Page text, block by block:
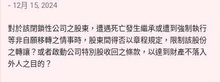
- 12月 15, 2024
對於該閉鎖性公司之股東，遭遇死亡發生繼承或遭到強制執行
等非自願移轉之情事時，股東間得否以章程規定，限制該股份
之轉讓？或者啟動公司特別股收回之條款，以達到財產不落入
外人之目的？